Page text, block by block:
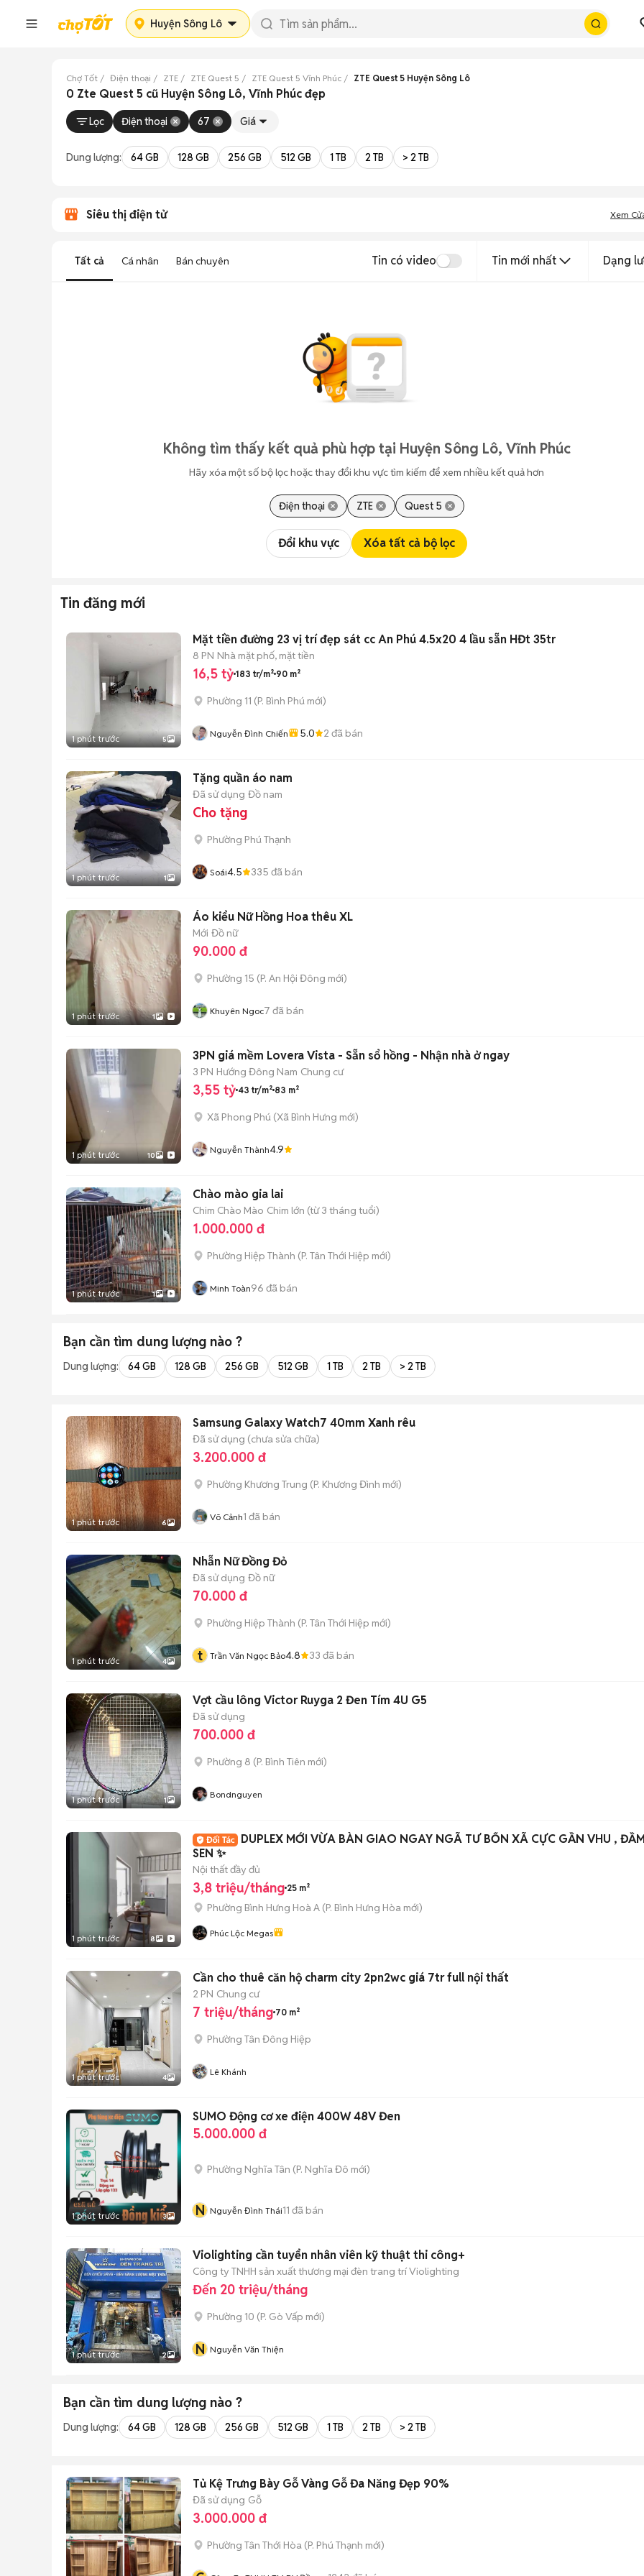
Huyện Sông Lô
Chợ Tốt Điện thoại ZTE ZTE Quest 5 ZTE Quest 5 Vĩnh Phúc ZTE Quest 5 Huyện Sông Lô
0 Zte Quest 5 cũ Huyện Sông Lô, Vĩnh Phúc đẹp
Lọc Điện thoại 67 Giá
Dung lượng: 64 GB 128 GB 256 GB 512 GB 1 TB 2 TB > 2 TB
Siêu thị điện tử Xem
Tất cả Cá nhân Bán chuyên Tin có video Tin mới nhất Dạng
Không tìm thấy kết quả phù hợp tại Huyện Sông Lô, Vĩnh Phúc
Hãy xóa một số bộ lọc hoặc thay đổi khu vực tìm kiếm để xem nhiều kết quả hơn
Điện thoại ZTE Quest 5
Đổi khu vực Xóa tất cả bộ lọc
Tin đăng mới
1 phút trước 5
Mặt tiền đường 23 vị trí đẹp sát cc An Phú 4.5x20 4 lầu sẵn HĐt 35tr
8 PN Nhà mặt phố, mặt tiền
16,5 tỷ 183 tr/m² 90 m²
Phường 11 (P. Bình Phú mới)
Nguyễn Đình Chiến 5.0 2 đã bán
1 phút trước 1
Tặng quần áo nam
Đã sử dụng Đồ nam
Cho tặng
Phường Phú Thạnh
Soái4.5 335 đã bán
1 phút trước 1
Áo kiểu Nữ Hồng Hoa thêu XL
Mới Đồ nữ
90.000 đ
Phường 15 (P. An Hội Đông mới)
Khuyên Ngoc7 đã bán
1 phút trước 10
3PN giá mềm Lovera Vista - Sẵn sổ hồng - Nhận nhà ở ngay
3 PN Hướng Đông Nam Chung cư
3,55 tỷ 43 tr/m² 83 m²
Xã Phong Phú (Xã Bình Hưng mới)
Nguyễn Thành4.9
1 phút trước 1
Chào mào gia lai
Chim Chào Mào Chim lớn (từ 3 tháng tuổi)
1.000.000 đ
Phường Hiệp Thành (P. Tân Thới Hiệp mới)
Minh Toàn96 đã bán
Bạn cần tìm dung lượng nào ?
Dung lượng: 64 GB 128 GB 256 GB 512 GB 1 TB 2 TB > 2 TB
1 phút trước 6
Samsung Galaxy Watch7 40mm Xanh rêu
Đã sử dụng (chưa sửa chữa)
3.200.000 đ
Phường Khương Trung (P. Khương Đình mới)
Võ Cảnh1 đã bán
1 phút trước 4
Nhẫn Nữ Đồng Đỏ
Đã sử dụng Đồ nữ
70.000 đ
Phường Hiệp Thành (P. Tân Thới Hiệp mới)
t Trần Văn Ngọc Bảo4.8 33 đã bán
1 phút trước 1
Vợt cầu lông Victor Ruyga 2 Đen Tím 4U G5
Đã sử dụng
700.000 đ
Phường 8 (P. Bình Tiên mới)
Bondnguyen
1 phút trước 8
DUPLEX MỚI VỪA BÀN GIAO NGAY NGÃ TƯ BỐN XÃ CỰC GẦN VHU ,
SEN ✨
Nội thất đầy đủ
3,8 triệu/tháng 25 m²
Phường Bình Hưng Hoà A (P. Bình Hưng Hòa mới)
Phúc Lộc Megas
1 phút trước 4
Cần cho thuê căn hộ charm city 2pn2wc giá 7tr full nội thất
2 PN Chung cư
7 triệu/tháng 70 m²
Phường Tân Đông Hiệp
Lê Khánh
1 phút trước 3
SUMO Động cơ xe điện 400W 48V Đen
5.000.000 đ
Phường Nghĩa Tân (P. Nghĩa Đô mới)
N Nguyễn Đình Thái11 đã bán
1 phút trước 2
Violighting cần tuyển nhân viên kỹ thuật thi công+
Công ty TNHH sản xuất thương mại đèn trang trí Violighting
Đến 20 triệu/tháng
Phường 10 (P. Gò Vấp mới)
N Nguyễn Văn Thiện
Bạn cần tìm dung lượng nào ?
Dung lượng: 64 GB 128 GB 256 GB 512 GB 1 TB 2 TB > 2 TB
Tủ Kệ Trưng Bày Gỗ Vàng Gỗ Đa Năng Đẹp 90%
Đã sử dụng Gỗ
3.000.000 đ
Phường Tân Thới Hòa (P. Phú Thạnh mới)